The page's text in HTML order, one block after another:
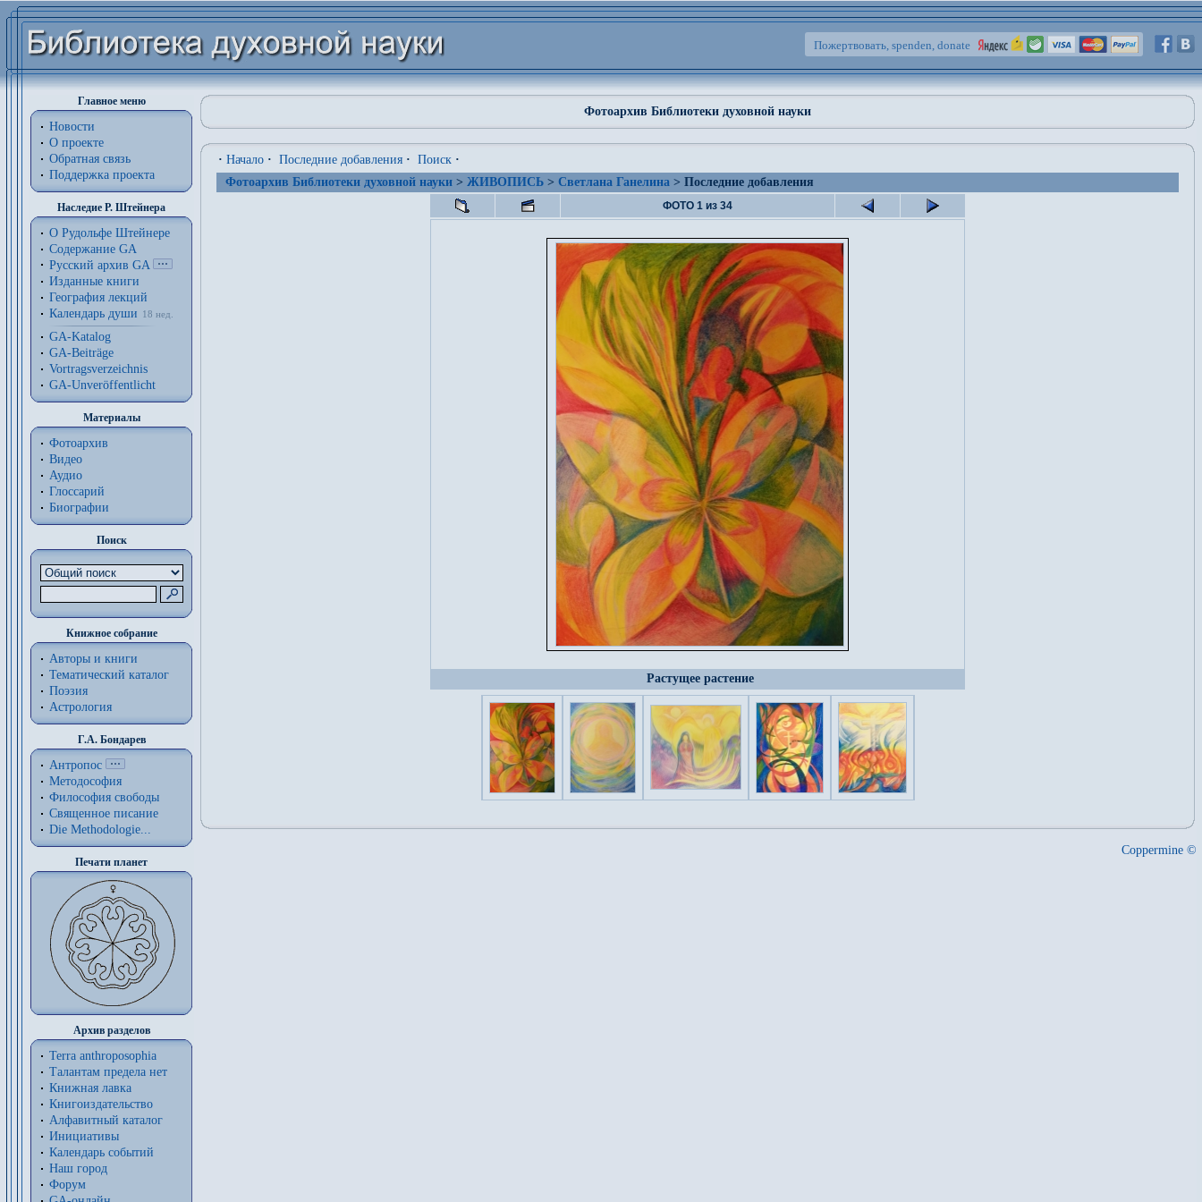
Пожертвовать, spenden, donate
Главное меню
Новости
О проекте
Обратная связь
Поддержка проекта
Наследие Р. Штейнера
О Рудольфе Штейнере
Содержание GA
Русский архив GA
Изданные книги
География лекций
Календарь души
18 нед.
GA-Katalog
GA-Beiträge
Vortragsverzeichnis
GA-Unveröffentlicht
Материалы
Фотоархив
Видео
Аудио
Глоссарий
Биографии
Поиск
Книжное собрание
Авторы и книги
Тематический каталог
Поэзия
Астрология
Г.А. Бондарев
Антропос
Методософия
Философия cвободы
Священное писание
Die Methodologie...
Печати планет
Архив разделов
Terra anthroposophia
Талантам предела нет
Книжная лавка
Книгоиздательство
Алфавитный каталог
Инициативы
Календарь событий
Наш город
Форум
Фотоархив Библиотеки духовной науки
· Начало · Последние добавления · Поиск ·
Фотоархив Библиотеки духовной науки > ЖИВОПИСЬ > Светлана Ганелина > Последние добавления
ФОТО 1 из 34
Растущее растение
Coppermine ©